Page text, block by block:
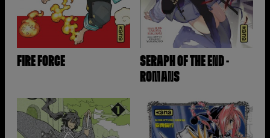
FIRE FORCE
SERAPH OF THE END -
ROMANS